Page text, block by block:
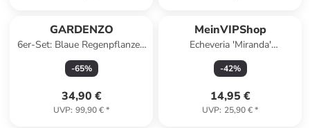
GARDENZO
6er-Set: Blaue Regenpflanzen
in Lila
-65%
34,90 €
UVP: 99,90 €*
MeinVIPShop
Echeveria 'Miranda'
Zimmerpflanze
-42%
14,95 €
UVP: 25,90 €*